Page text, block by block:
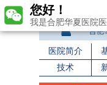
医院简介
技术
您好！
我是合肥华夏医院